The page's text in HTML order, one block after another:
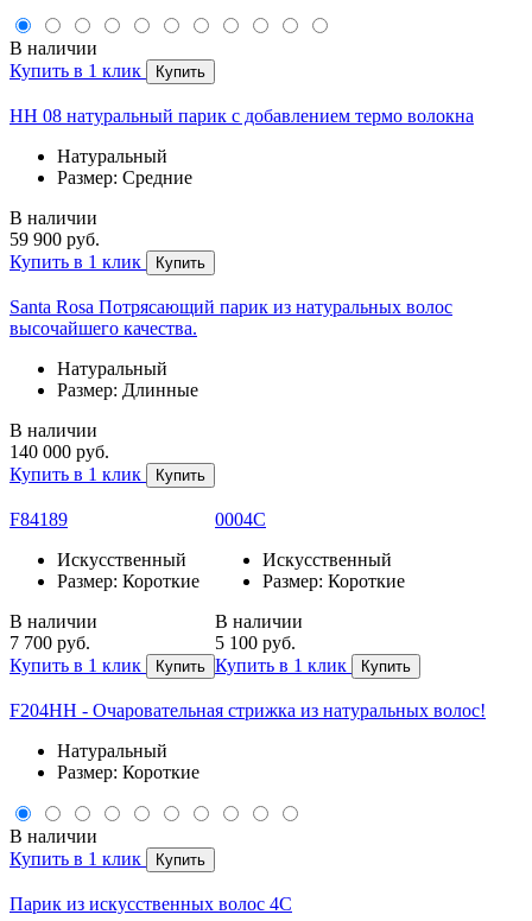
В наличии
Купить в 1 клик
Купить
HH 08 натуральный парик с добавлением термо волокна
Натуральный
Размер: Средние
В наличии
59 900 руб.
Купить в 1 клик
Купить
Santa Rosa Потрясающий парик из натуральных волос
высочайшего качества.
Натуральный
Размер: Длинные
В наличии
140 000 руб.
Купить в 1 клик
Купить
F84189
Искусственный
Размер: Короткие
В наличии
7 700 руб.
Купить в 1 клик
Купить
0004С
Искусственный
Размер: Короткие
В наличии
5 100 руб.
Купить в 1 клик
Купить
F204HH - Очаровательная стрижка из натуральных волос!
Натуральный
Размер: Короткие
В наличии
Купить в 1 клик
Купить
Парик из искусственных волос 4C